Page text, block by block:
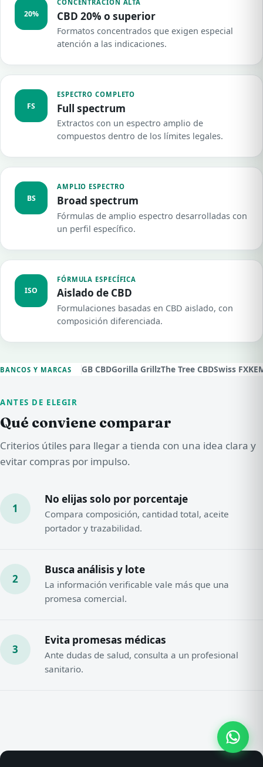
20%
CONCENTRACIÓN ALTA
CBD 20% o superior
Formatos concentrados que exigen especial
atención a las indicaciones.
FS
ESPECTRO COMPLETO
Full spectrum
Extractos con un espectro amplio de
compuestos dentro de los límites legales.
BS
AMPLIO ESPECTRO
Broad spectrum
Fórmulas de amplio espectro desarrolladas con
un perfil específico.
ISO
FÓRMULA ESPECÍFICA
Aislado de CBD
Formulaciones basadas en CBD aislado, con
composición diferenciada.
BANCOS Y MARCAS GB CBDGorilla GrillzThe Tree CBDSwiss FX
ANTES DE ELEGIR
Qué conviene comparar
Criterios útiles para llegar a tienda con una idea clara y
evitar compras por impulso.
1
No elijas solo por porcentaje
Compara composición, cantidad total, aceite
portador y trazabilidad.
2
Busca análisis y lote
La información verificable vale más que una
promesa comercial.
3
Evita promesas médicas
Ante dudas de salud, consulta a un profesional
sanitario.